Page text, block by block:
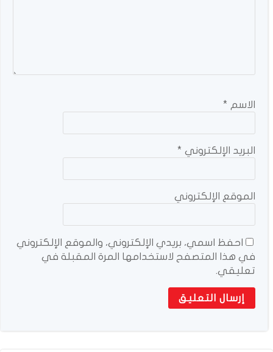
الاسم *
البريد الإلكتروني *
الموقع الإلكتروني
احفظ اسمي، بريدي الإلكتروني، والموقع الإلكتروني
في هذا المتصفح لاستخدامها المرة المقبلة في
تعليقي.